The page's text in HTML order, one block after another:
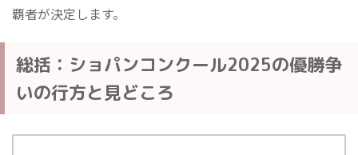
覇者が決定します。
総括：ショパンコンクール2025の優勝争
いの行方と見どころ